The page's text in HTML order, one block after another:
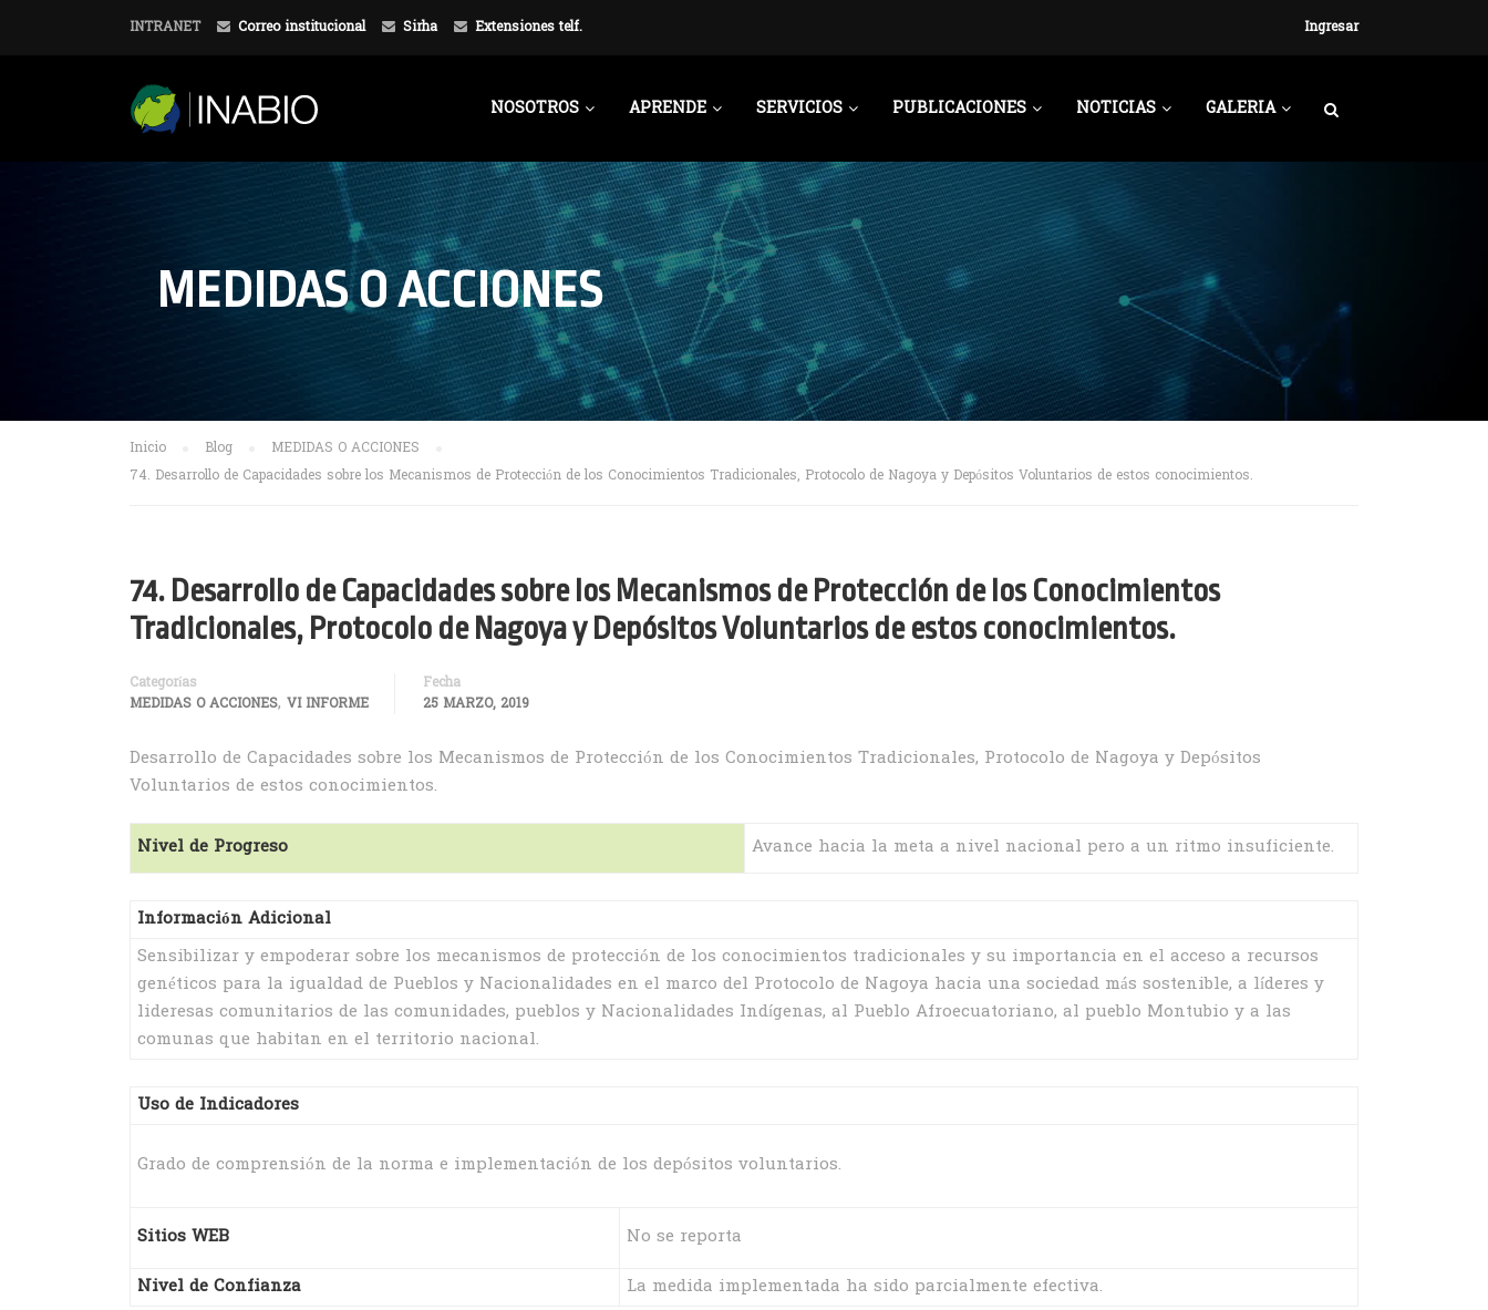
INTRANET Correo institucional Sirha Extensiones telf. Ingresar
NOSOTROS APRENDE SERVICIOS PUBLICACIONES NOTICIAS GALERIA
MEDIDAS O ACCIONES
Inicio Blog
MEDIDAS O ACCIONES
74. Desarrollo de Capacidades sobre los Mecanismos de Protección de los Conocimientos Tradicionales, Protocolo de Nagoya y Depósitos Voluntarios de estos conocimientos.
74. Desarrollo de Capacidades sobre los Mecanismos de Protección de los Conocimientos
Tradicionales, Protocolo de Nagoya y Depósitos Voluntarios de estos conocimientos.
Categorías
MEDIDAS O ACCIONES, VI INFORME
Fecha
25 MARZO, 2019
Desarrollo de Capacidades sobre los Mecanismos de Protección de los Conocimientos Tradicionales, Protocolo de Nagoya y Depósitos
Voluntarios de estos conocimientos.
Nivel de Progreso Avance hacia la meta a nivel nacional pero a un ritmo insuficiente.
Información Adicional
Sensibilizar y empoderar sobre los mecanismos de protección de los conocimientos tradicionales y su importancia en el acceso a recursos
genéticos para la igualdad de Pueblos y Nacionalidades en el marco del Protocolo de Nagoya hacia una sociedad más sostenible, a líderes y
lideresas comunitarios de las comunidades, pueblos y Nacionalidades Indígenas, al Pueblo Afroecuatoriano, al pueblo Montubio y a las
comunas que habitan en el territorio nacional.
Uso de Indicadores
Grado de comprensión de la norma e implementación de los depósitos voluntarios.
Sitios WEB No se reporta
Nivel de Confianza La medida implementada ha sido parcialmente efectiva.